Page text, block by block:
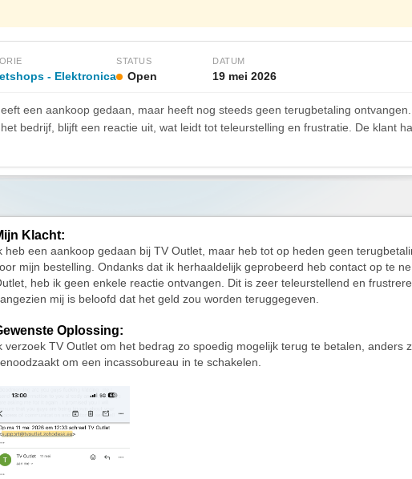
- Elektronica
STATUS
Open
DATUM
19 mei 2026
een aankoop gedaan, maar heeft nog steeds geen terugbetaling
bedrijf, blijft een reactie uit, wat leidt tot teleurstelling en frustratie. De klant
Klacht:
heb een aankoop gedaan bij TV Outlet, maar heb tot op heden geen
mijn bestelling. Ondanks dat ik herhaaldelijk geprobeerd heb contact op te
heb ik geen enkele reactie ontvangen. Dit is zeer teleurstellend en
mij is beloofd dat het geld zou worden teruggegeven.
Oplossing:
verzoek TV Outlet om het bedrag zo spoedig mogelijk terug te betalen, anders
om een incassobureau in te schakelen.